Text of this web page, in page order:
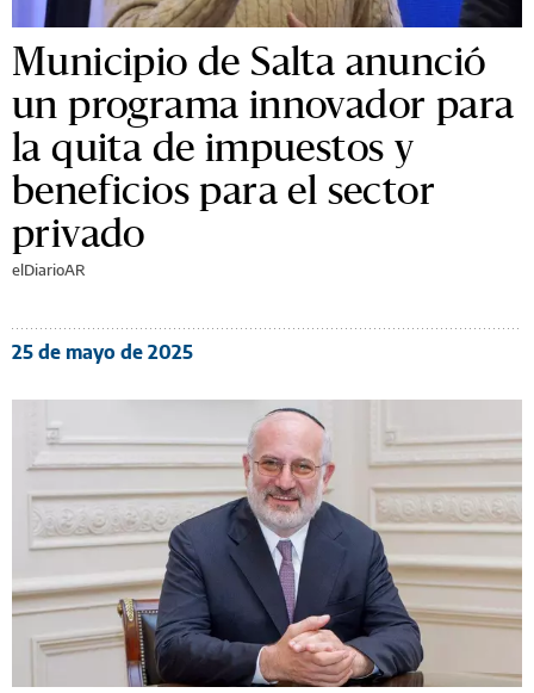
Municipio de Salta anunció
un programa innovador para
la quita de impuestos y
beneficios para el sector
privado
elDiarioAR
25 de mayo de 2025